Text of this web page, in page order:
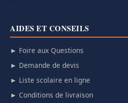
AIDES ET CONSEILS
► Foire aux Questions
► Demande de devis
► Liste scolaire en ligne
► Conditions de livraison